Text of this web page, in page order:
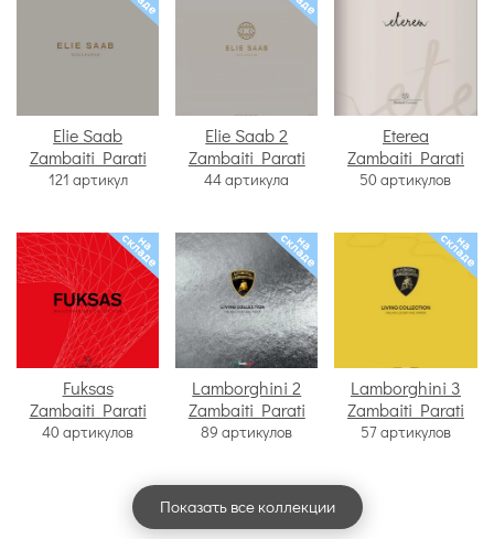
Elie Saab
Zambaiti Parati
121 артикул
Elie Saab 2
Zambaiti Parati
44 артикула
Eterea
Zambaiti Parati
50 артикулов
Fuksas
Zambaiti Parati
40 артикулов
Lamborghini 2
Zambaiti Parati
89 артикулов
Lamborghini 3
Zambaiti Parati
57 артикулов
Показать все коллекции